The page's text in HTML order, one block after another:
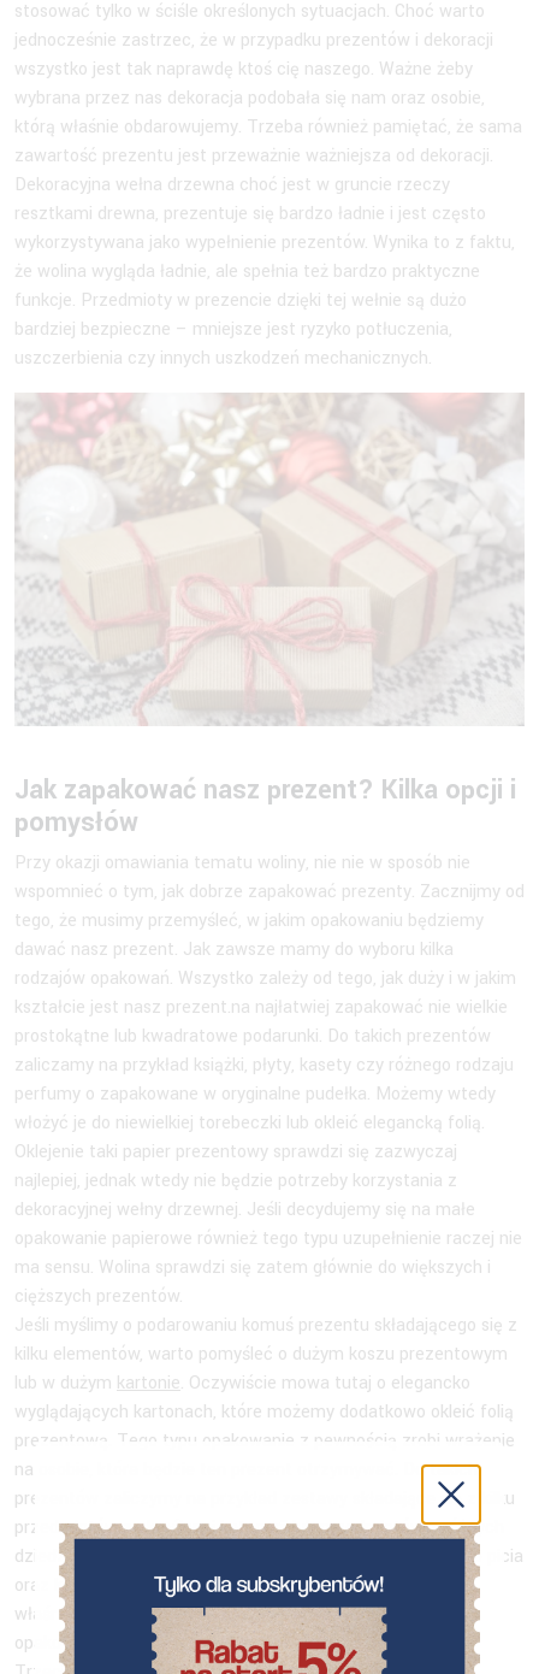
stosować tylko w ściśle określonych sytuacjach. Choć warto
jednocześnie zastrzec, że w przypadku prezentów i dekoracji
wszystko jest tak naprawdę ktoś cię naszego. Ważne żeby
wybrana przez nas dekoracja podobała się nam oraz osobie,
którą właśnie obdarowujemy. Trzeba również pamiętać, że sama
zawartość prezentu jest przeważnie ważniejsza od dekoracji.
Dekoracyjna wełna drzewna choć jest w gruncie rzeczy
resztkami drewna, prezentuje się bardzo ładnie i jest często
wykorzystywana jako wypełnienie prezentów. Wynika to z faktu,
że wolina wygląda ładnie, ale spełnia też bardzo praktyczne
funkcje. Przedmioty w prezencie dzięki tej wełnie są dużo
bardziej bezpieczne – mniejsze jest ryzyko potłuczenia,
uszczerbienia czy innych uszkodzeń mechanicznych.
Jak zapakować nasz prezent? Kilka opcji i
pomysłów
Przy okazji omawiania tematu woliny, nie nie w sposób nie
wspomnieć o tym, jak dobrze zapakować prezenty. Zacznijmy od
tego, że musimy przemyśleć, w jakim opakowaniu będziemy
dawać nasz prezent. Jak zawsze mamy do wyboru kilka
rodzajów opakowań. Wszystko zależy od tego, jak duży i w jakim
kształcie jest nasz prezent.na najłatwiej zapakować nie wielkie
prostokątne lub kwadratowe podarunki. Do takich prezentów
zaliczamy na przykład książki, płyty, kasety czy różnego rodzaju
perfumy o zapakowane w oryginalne pudełka. Możemy wtedy
włożyć je do niewielkiej torebeczki lub okleić elegancką folią.
Oklejenie taki papier prezentowy sprawdzi się zazwyczaj
najlepiej, jednak wtedy nie będzie potrzeby korzystania z
dekoracyjnej wełny drzewnej. Jeśli decydujemy się na małe
opakowanie papierowe również tego typu uzupełnienie raczej nie
ma sensu. Wolina sprawdzi się zatem głównie do większych i
cięższych prezentów.
Jeśli myślimy o podarowaniu komuś prezentu składającego się z
kilku elementów, warto pomyśleć o dużym koszu prezentowym
lub w dużym kartonie. Oczywiście mowa tutaj o elegancko
wyglądających kartonach, które możemy dodatkowo okleić folią
prezentową. Tego typu opakowanie z pewnością zrobi wrażenie
na osobie, która będzie ten prezent otrzymywać. Do takich
prezentów zaliczymy na przykład zestawy składające się z kilku
przedmiotów z określonej kategorii lub przedmiotów z różnych
dziedzin. Możemy wybrać na przykład coś słodkiego, coś do picia
oraz kawę i herbatę. Tego typu połączenie warto umieścić
właśnie na dekoracyjny wełnie drzewnej w eleganckim
opakowaniu.